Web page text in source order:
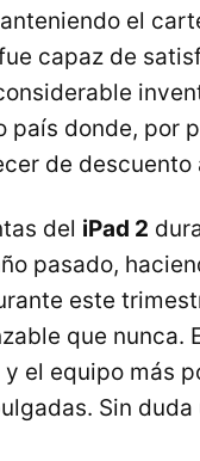
el
capaz de
país donde, por
de descuento
del iPad 2
pasado,
este
que nunca.
el equipo más
Sin